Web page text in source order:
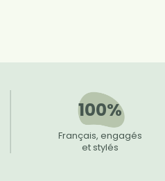
100%
Français, engagés
et stylés